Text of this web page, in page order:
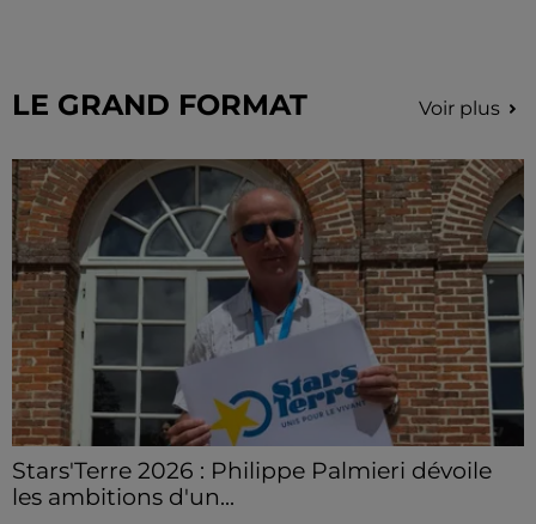
LE GRAND FORMAT Voir plus
Stars'Terre 2026 : Philippe Palmieri dévoile
les ambitions d'un...